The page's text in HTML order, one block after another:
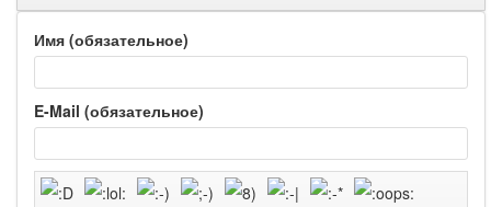
Имя (обязательное)
E-Mail (обязательное)